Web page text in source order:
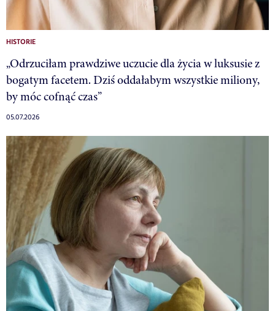
HISTORIE
„Odrzuciłam prawdziwe uczucie dla życia w luksusie z
bogatym facetem. Dziś oddałabym wszystkie miliony,
by móc cofnąć czas”
05.07.2026